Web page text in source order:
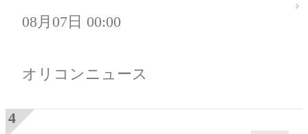
08月07日 00:00
オリコンニュース